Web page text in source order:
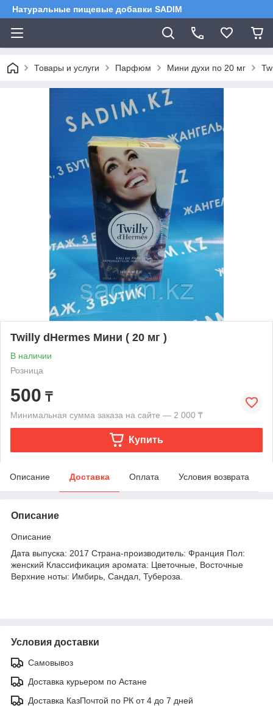
Натуральные пищевые добавки SADIM
Товары и услуги Парфюм Мини духи по 20 мг
Twilly dHermes Мини ( 20 мг )
В наличии
Розница
500 ₸
Минимальная сумма заказа на сайте — 2 000 ₸
Купить
Описание Доставка Оплата Условия возврата
Описание
Описание
Дата выпуска: 2017 Страна-производитель: Франция Пол:
женский Классификация аромата: Цветочные, Восточные
Верхние ноты: Имбирь, Сандал, Тубероза.
Условия доставки
Самовывоз
Доставка курьером по Астане
Доставка КазПочтой по РК от 4 до 7 дней